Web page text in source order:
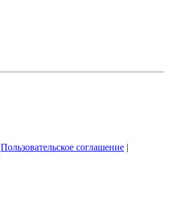
Пользовательское соглашение |